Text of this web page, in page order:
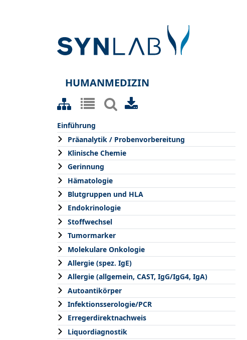
HUMANMEDIZIN
Einführung
Präanalytik / Probenvorbereitung
Klinische Chemie
Gerinnung
Hämatologie
Blutgruppen und HLA
Endokrinologie
Stoffwechsel
Tumormarker
Molekulare Onkologie
Allergie (spez. IgE)
Allergie (allgemein, CAST, IgG/IgG4, IgA)
Autoantikörper
Infektionsserologie/PCR
Erregerdirektnachweis
Liquordiagnostik